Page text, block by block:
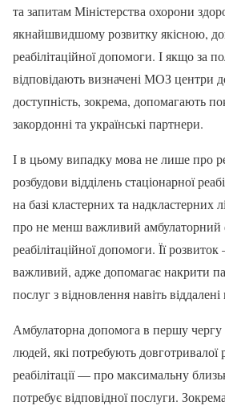
та запитам Міністерства охорони
якнайшвидшому розвитку якісною,
реабілітаційної допомоги. І якщо за
відповідають визначені МОЗ центри
доступність, зокрема, допомагають
закордонні та українські партнери.
І в цьому випадку мова не лише про
розбудови відділень стаціонарної
на базі кластерних та надкластерних
про не менш важливий амбулаторний
реабілітаційної допомоги. Її
важливий, адже допомагає накрити
послуг з відновлення навіть
Амбулаторна допомога в першу чергу
людей, які потребують довготривалої
реабілітації — про максимальну
потребує відповідної послуги.